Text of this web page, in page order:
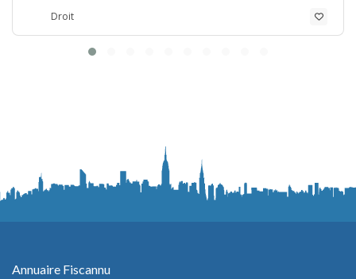
Droit
Annuaire Fiscannu